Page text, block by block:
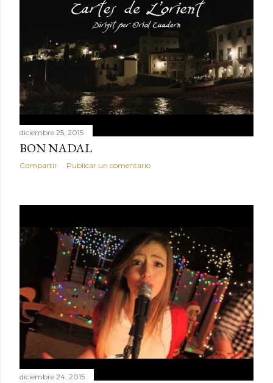
diciembre 25, 2015
BON NADAL
Compartir Publicar un comentario
diciembre 24, 2015